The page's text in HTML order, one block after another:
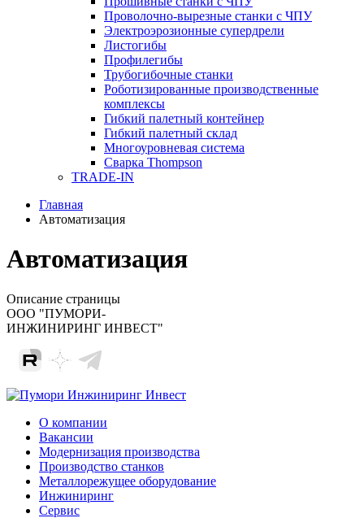
Проволочно-вырезные станки с ЧПУ
Электроэрозионные супердрели
Листогибы
Профилегибы
Трубогибочные станки
Роботизированные производственные
комплексы
Гибкий палетный контейнер
Гибкий палетный склад
Многоуровневая система
Сварка Thompson
TRADE-IN
Главная
Автоматизация
Автоматизация
Описание страницы
ООО "ПУМОРИ-
ИНЖИНИРИНГ ИНВЕСТ"
О компании
Вакансии
Модернизация производства
Производство станков
Металлорежущее оборудование
Инжиниринг
Сервис